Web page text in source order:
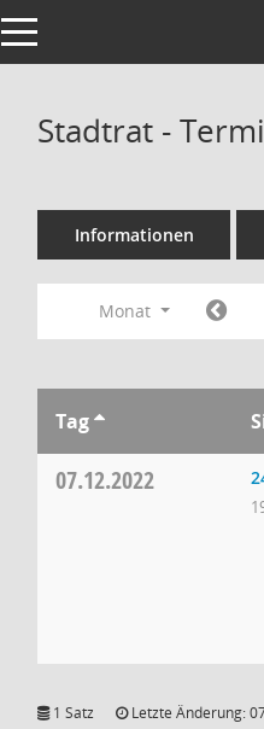
Toggle navigation
Stadtrat -
Informationen
Monat
Tag
07.12.2022
1 Satz Letzte Änderung: